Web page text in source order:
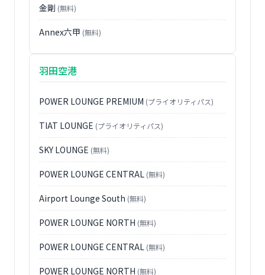
金剛 (無料)
Annex六甲 (無料)
羽田空港
POWER LOUNGE PREMIUM (プライオリティパス)
TIAT LOUNGE (プライオリティパス)
SKY LOUNGE (無料)
POWER LOUNGE CENTRAL (無料)
Airport Lounge South (無料)
POWER LOUNGE NORTH (無料)
POWER LOUNGE CENTRAL (無料)
POWER LOUNGE NORTH (無料)